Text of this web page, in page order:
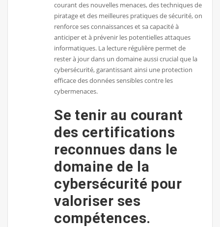
courant des nouvelles menaces, des techniques de
piratage et des meilleures pratiques de sécurité, on
renforce ses connaissances et sa capacité à
anticiper et à prévenir les potentielles attaques
informatiques. La lecture régulière permet de
rester à jour dans un domaine aussi crucial que la
cybersécurité, garantissant ainsi une protection
efficace des données sensibles contre les
cybermenaces.
Se tenir au courant
des certifications
reconnues dans le
domaine de la
cybersécurité pour
valoriser ses
compétences.